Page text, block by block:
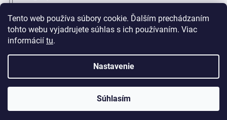
Tento web používa súbory cookie. Ďalším prechádzaním
tohto webu vyjadrujete súhlas s ich používaním. Viac
informácií tu.
Nastavenie
Súhlasím
Facebook
Vytvoril Shoptet
najkufre.sk. Všetky práva vyhradené.